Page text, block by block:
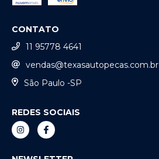
CONTATO
11 95778 4641
vendas@texasautopecas.com.br
São Paulo -SP
REDES SOCIAIS